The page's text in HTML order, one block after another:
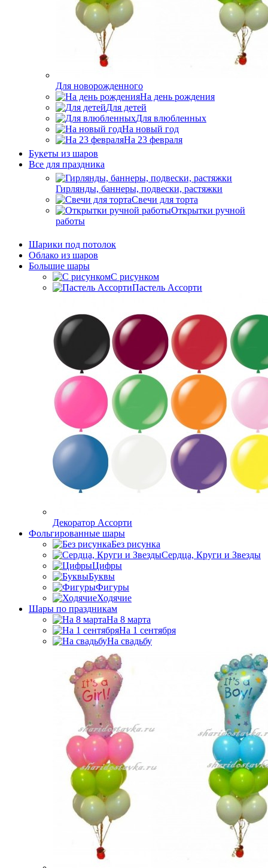
Для новорожденного
На день рождения
Для детей
Для влюбленных
На новый год
На 23 февраля
Букеты из шаров
Bсе для праздника
Гирлянды, баннеры, подвески, растяжки
Свечи для торта
Открытки ручной
работы
Шарики под потолок
Облако из шаров
Большие шары
C рисунком
Пастель Ассорти
Декоратор Ассорти
Фольгированные шары
Без рисунка
Сердца, Круги и Звезды
Цифры
Буквы
Фигуры
Ходячие
Шары по праздникам
На 8 марта
На 1 сентября
На свадьбу